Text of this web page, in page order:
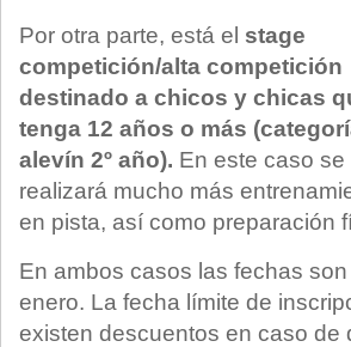
Por otra parte, está el stage
competición/alta competición
destinado a chicos y chicas
tenga 12 años o más
alevín 2º año). En este caso se
realizará mucho más
en pista, así como preparación
En ambos casos las fechas
enero. La fecha límite de
existen descuentos en caso de